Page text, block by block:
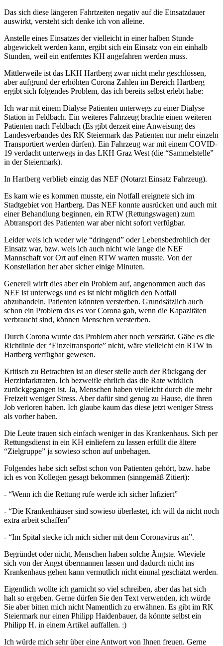
Das sich diese längeren Fahrtzeiten negativ auf die Einsatzdauer
auswirkt, versteht sich denke ich von alleine.
Anstelle eines Einsatzes der vielleicht in einer halben Stunde
abgewickelt werden kann, ergibt sich ein Einsatz von ein einhalb
Stunden, weil ein entferntes KH angefahren werden muss.
Mittlerweile ist das LKH Hartberg zwar nicht mehr geschlossen,
aber aufgrund der erhöhten Corona Zahlen im Bereich Hartberg
ergibt sich folgendes Problem, das ich bereits selbst erlebt habe:
Ich war mit einem Dialyse Patienten unterwegs zu einer Dialyse
Station in Feldbach. Ein weiteres Fahrzeug brachte einen weiteren
Patienten nach Feldbach (Es gibt derzeit eine Anweisung des
Landesverbandes des RK Steiermark das Patienten nur mehr einzeln
Transportiert werden dürfen). Ein Fahrzeug war mit einem COVID-
19 verdacht unterwegs in das LKH Graz West (die “Sammelstelle”
in der Steiermark).
In Hartberg verblieb einzig das NEF (Notarzt Einsatz Fahrzeug).
Es kam wie es kommen musste, ein Notfall ereignete sich im
Stadtgebiet von Hartberg. Das NEF konnte ausrücken und auch mit
einer Behandlung beginnen, ein RTW (Rettungswagen) zum
Abtransport des Patienten war aber nicht sofort verfügbar.
Leider weis ich weder wie “dringend” oder Lebensbedrohlich der
Einsatz war, bzw. weis ich auch nicht wie lange die NEF
Mannschaft vor Ort auf einen RTW warten musste. Von der
Konstellation her aber sicher einige Minuten.
Generell wirft dies aber ein Problem auf, angenommen auch das
NEF ist unterwegs und es ist nicht möglich den Notfall
abzuhandeln. Patienten könnten versterben. Grundsätzlich auch
schon ein Problem das es vor Corona gab, wenn die Kapazitäten
verbraucht sind, können Menschen versterben.
Durch Corona wurde das Problem aber noch verstärkt. Gäbe es die
Richtlinie der “Einzeltransporte” nicht, wäre vielleicht ein RTW in
Hartberg verfügbar gewesen.
Kritisch zu Betrachten ist an dieser stelle auch der Rückgang der
Herzinfarktraten. Ich bezweifle ehrlich das die Rate wirklich
zurückgegangen ist. Ja, Menschen haben vielleicht durch die mehr
Freizeit weniger Stress. Aber dafür sind genug zu Hause, die ihren
Job verloren haben. Ich glaube kaum das diese jetzt weniger Stress
als vorher haben.
Die Leute trauen sich einfach weniger in das Krankenhaus. Sich per
Rettungsdienst in ein KH einliefern zu lassen erfüllt die ältere
“Zielgruppe” ja sowieso schon auf unbehagen.
Folgendes habe sich selbst schon von Patienten gehört, bzw. habe
ich es von Kollegen gesagt bekommen (sinngemäß Zitiert):
- “Wenn ich die Rettung rufe werde ich sicher Infiziert”
- “Die Krankenhäuser sind sowieso überlastet, ich will da nicht noch
extra arbeit schaffen”
- “Im Spital stecke ich mich sicher mit dem Coronavirus an”.
Begründet oder nicht, Menschen haben solche Ängste. Wieviele
sich von der Angst übermannen lassen und dadurch nicht ins
Krankenhaus gehen kann vermutlich nicht einmal geschätzt werden.
Eigentlich wollte ich garnicht so viel schreiben, aber das hat sich
halt so ergeben. Gerne dürfen Sie den Text verwenden, ich würde
Sie aber bitten mich nicht Namentlich zu erwähnen. Es gibt im RK
Steiermark nur einen Philipp Haidenbauer, da könnte selbst ein
Philipp H. in einem Artikel auffallen. :)
Ich würde mich sehr über eine Antwort von Ihnen freuen. Gerne